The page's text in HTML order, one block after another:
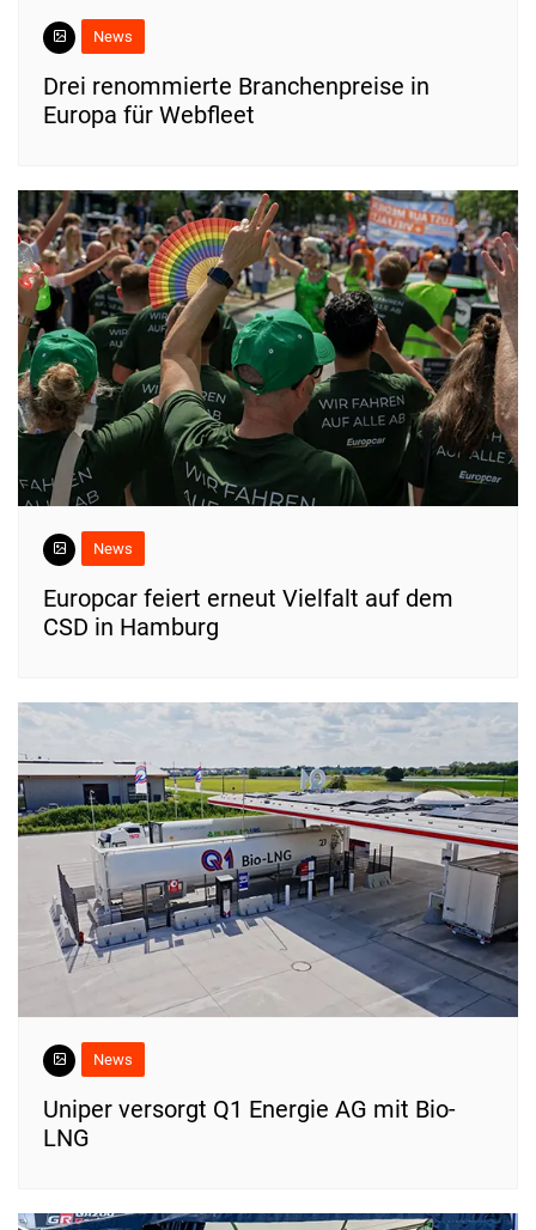
News
Drei renommierte Branchenpreise in
Europa für Webfleet
News
Europcar feiert erneut Vielfalt auf dem
CSD in Hamburg
News
Uniper versorgt Q1 Energie AG mit Bio-
LNG